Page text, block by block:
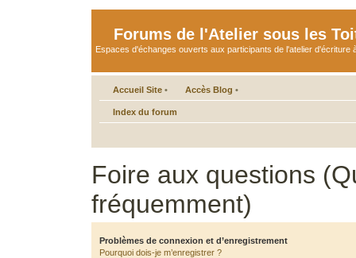
Forums de l'Atelier sous les
Espaces d'échanges ouverts aux participants de l'atelier d'écriture
Accueil Site • Accès Blog •
Index du forum
Foire aux questions
fréquemment)
Problèmes de connexion et d’enregistrement
Pourquoi dois-je m’enregistrer ?